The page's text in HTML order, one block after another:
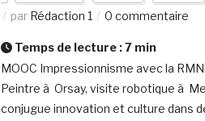
par Rédaction 1 0 commentaire
Temps de lecture :7 min
MOOC Impressionnisme avec la
Peintre à Orsay, visite robotique à
conjugue innovation et culture dans